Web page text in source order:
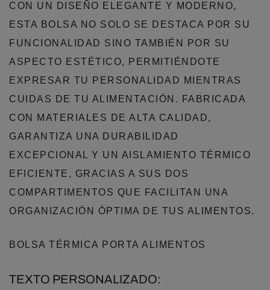
CON UN DISEÑO ELEGANTE Y MODERNO,
ESTA BOLSA NO SOLO SE DESTACA POR SU
FUNCIONALIDAD SINO TAMBIÉN POR SU
ASPECTO ESTÉTICO, PERMITIÉNDOTE
EXPRESAR TU PERSONALIDAD MIENTRAS
CUIDAS DE TU ALIMENTACIÓN. FABRICADA
CON MATERIALES DE ALTA CALIDAD,
GARANTIZA UNA DURABILIDAD
EXCEPCIONAL Y UN AISLAMIENTO TÉRMICO
EFICIENTE, GRACIAS A SUS DOS
COMPARTIMENTOS QUE FACILITAN UNA
ORGANIZACIÓN ÓPTIMA DE TUS ALIMENTOS.
BOLSA TÉRMICA PORTA ALIMENTOS
TEXTO PERSONALIZADO: